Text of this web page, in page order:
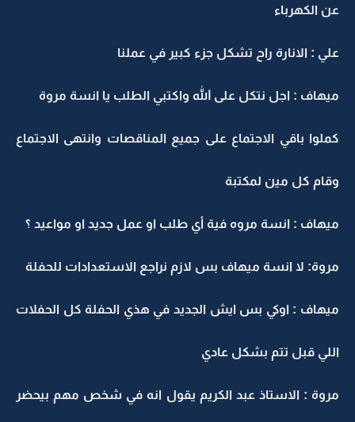
عن الكهرباء
علي : الانارة راح تشكل جزء كبير في عملنا
ميهاف : اجل نتكل على الله واكتبي الطلب يا انسة مروة
كملوا باقي الاجتماع على جميع المناقصات وانتهى الاجتماع
وقام كل مين لمكتبة
ميهاف : انسة مروه فية أي طلب او عمل جديد او مواعيد ؟
مروة: لا انسة ميهاف بس لازم نراجع الاستعدادات للحفلة
ميهاف : اوكي بس ايش الجديد في هذي الحفلة كل الحفلات
اللي قبل تتم بشكل عادي
مروة : الاستاذ عبد الكريم يقول انه في شخص مهم بيحضر